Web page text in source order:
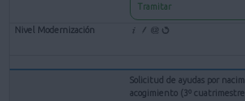
Tramitar
Solicitud de ayudas por
acogimiento (3º